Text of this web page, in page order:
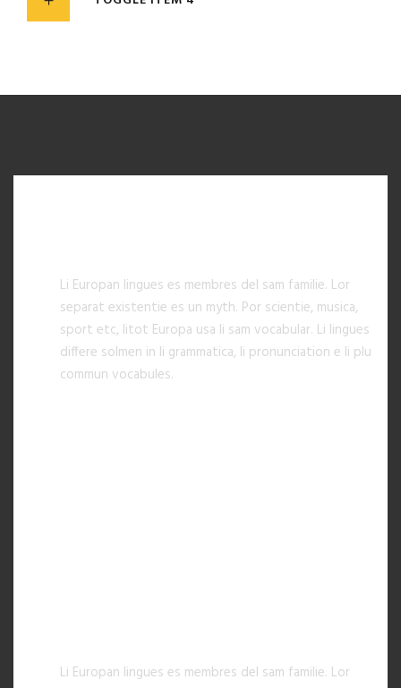
Li Europan lingues es membres del sam familie. Lor
separat existentie es un myth. Por scientie, musica,
sport etc, litot Europa usa li sam vocabular. Li lingues
differe solmen in li grammatica, li pronunciation e li plu
commun vocabules.
Li Europan lingues es membres del sam familie. Lor